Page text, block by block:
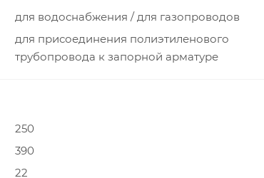
для водоснабжения / для газопроводов
для присоединения полиэтиленового
трубопровода к запорной арматуре
250
390
22